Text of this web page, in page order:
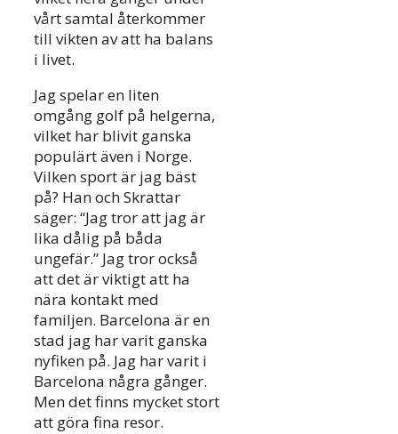
vårt samtal återkommer
till vikten av att ha balans
i livet.
Jag spelar en liten
omgång golf på helgerna,
vilket har blivit ganska
populärt även i Norge.
Vilken sport är jag bäst
på? Han och Skrattar
säger: “Jag tror att jag är
lika dålig på båda
ungefär.” Jag tror också
att det är viktigt att ha
nära kontakt med
familjen. Barcelona är en
stad jag har varit ganska
nyfiken på. Jag har varit i
Barcelona några gånger.
Men det finns mycket stort
att göra fina resor.